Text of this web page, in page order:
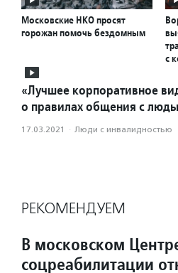
Московские НКО просят
горожан помочь бездомным
с
«Лучшее корпоративное
о правилах общения с
17.03.2021 · Люди с инвалидностью
РЕКОМЕНДУЕМ
В московском
соцреабилитации